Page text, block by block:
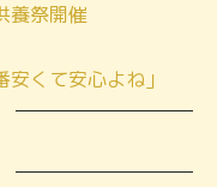
養祭開催
くて安心よね」